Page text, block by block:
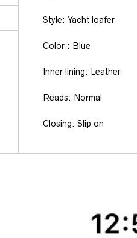
Style: Yacht loafer
Color : Blue
Inner lining: Leather
Reads: Normal
Closing: Slip on